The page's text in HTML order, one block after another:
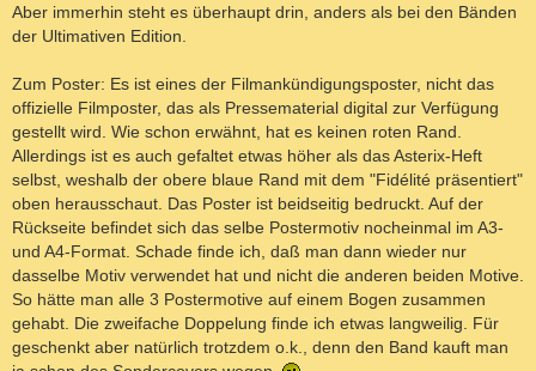
Aber immerhin steht es überhaupt drin, anders als bei den Bänden
der Ultimativen Edition.
Zum Poster: Es ist eines der Filmankündigungsposter, nicht das
offizielle Filmposter, das als Pressematerial digital zur Verfügung
gestellt wird. Wie schon erwähnt, hat es keinen roten Rand.
Allerdings ist es auch gefaltet etwas höher als das Asterix-Heft
selbst, weshalb der obere blaue Rand mit dem "Fidélité präsentiert"
oben herausschaut. Das Poster ist beidseitig bedruckt. Auf der
Rückseite befindet sich das selbe Postermotiv nocheinmal im A3-
und A4-Format. Schade finde ich, daß man dann wieder nur
dasselbe Motiv verwendet hat und nicht die anderen beiden Motive.
So hätte man alle 3 Postermotive auf einem Bogen zusammen
gehabt. Die zweifache Doppelung finde ich etwas langweilig. Für
geschenkt aber natürlich trotzdem o.k., denn den Band kauft man